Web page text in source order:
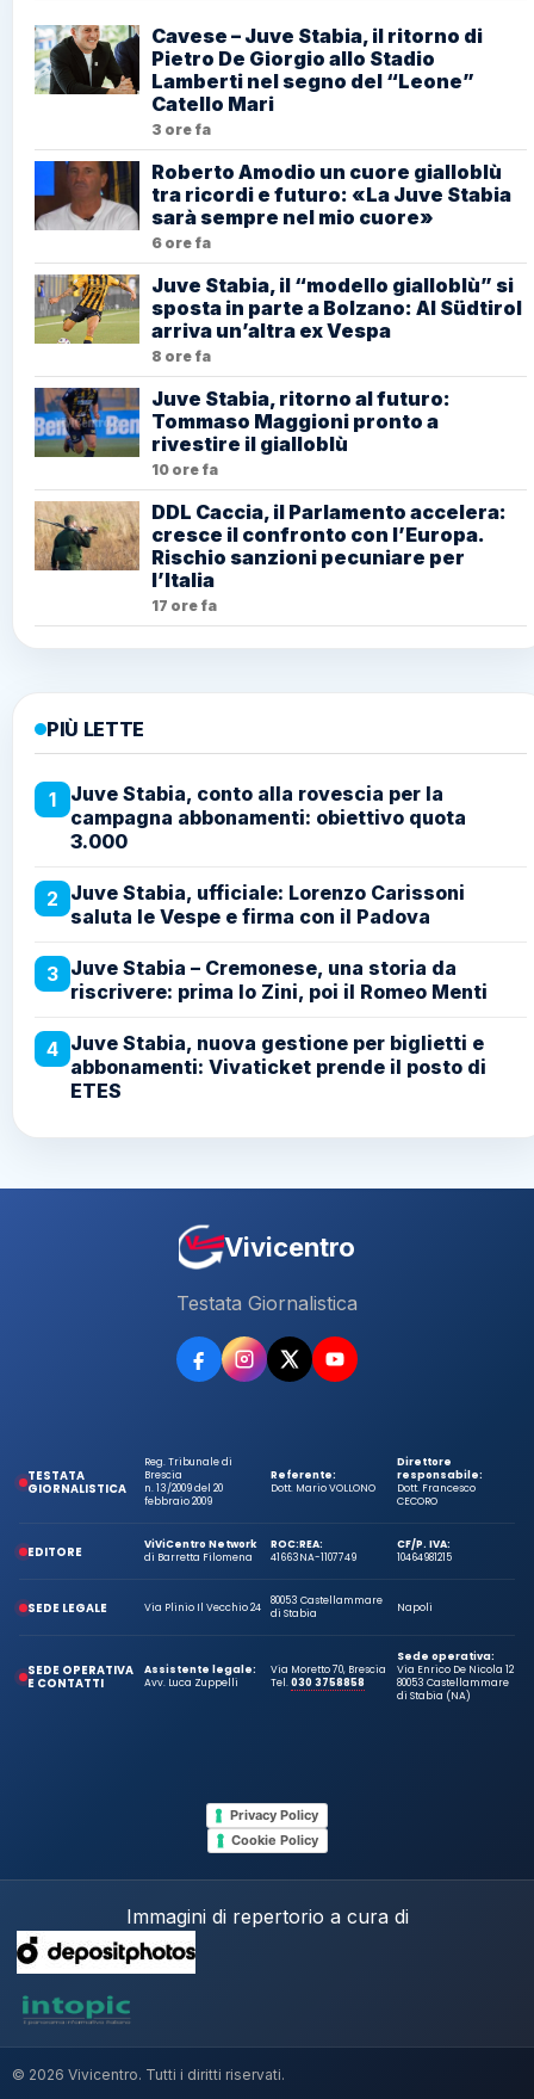
Cavese – Juve Stabia, il ritorno di
Pietro De Giorgio allo Stadio
Lamberti nel segno del “Leone”
Catello Mari
3 ore fa
Roberto Amodio un cuore gialloblù
tra ricordi e futuro: «La Juve Stabia
sarà sempre nel mio cuore»
6 ore fa
Juve Stabia, il “modello gialloblù” si
sposta in parte a Bolzano: Al Südtirol
arriva un’altra ex Vespa
8 ore fa
Juve Stabia, ritorno al futuro:
Tommaso Maggioni pronto a
rivestire il gialloblù
10 ore fa
DDL Caccia, il Parlamento accelera:
cresce il confronto con l’Europa.
Rischio sanzioni pecuniare per
l’Italia
17 ore fa
PIÙ LETTE
1
Juve Stabia, conto alla rovescia per la
campagna abbonamenti: obiettivo quota
3.000
2 Juve Stabia, ufficiale: Lorenzo Carissoni
saluta le Vespe e firma con il Padova
3 Juve Stabia – Cremonese, una storia da
riscrivere: prima lo Zini, poi il Romeo Menti
4 Juve Stabia, nuova gestione per biglietti e
abbonamenti: Vivaticket prende il posto di
ETES
Vivicentro
Testata Giornalistica
TESTATA
GIORNALISTICA
Reg. Tribunale di
Brescia
n. 13/2009 del 20
febbraio 2009
Referente:
Dott. Mario VOLLONO
Direttore
responsabile:
Dott. Francesco
CECORO
EDITORE
ViViCentro Network
di Barretta Filomena
ROC:
41663
REA:
NA-1107749
CF/P. IVA:
10464981215
SEDE LEGALE Via Plinio Il Vecchio 24
80053 Castellammare
di Stabia
Napoli
SEDE OPERATIVA
E CONTATTI
Assistente legale:
Avv. Luca Zuppelli
Via Moretto 70, Brescia
Tel.030 3758858
Sede operativa:
Via Enrico De Nicola 12
80053 Castellammare
di Stabia (NA)
Privacy Policy
Cookie Policy
Immagini di repertorio a cura di
© 2026 Vivicentro. Tutti i diritti riservati.